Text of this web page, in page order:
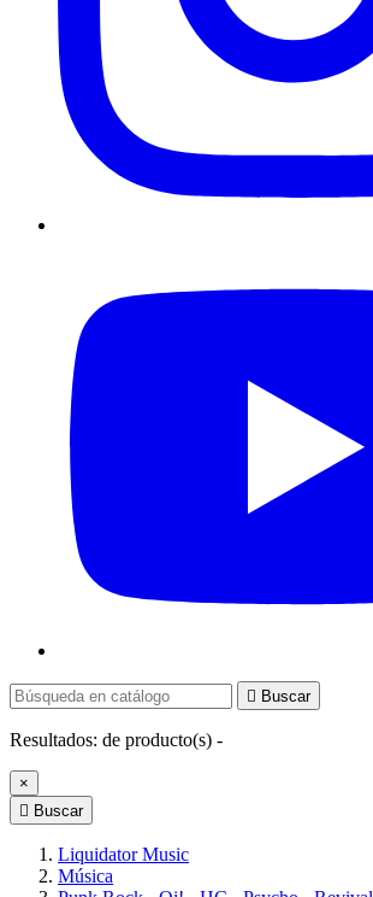
 Buscar
Resultados: de producto(s) -
×
 Buscar
Liquidator Music
Música